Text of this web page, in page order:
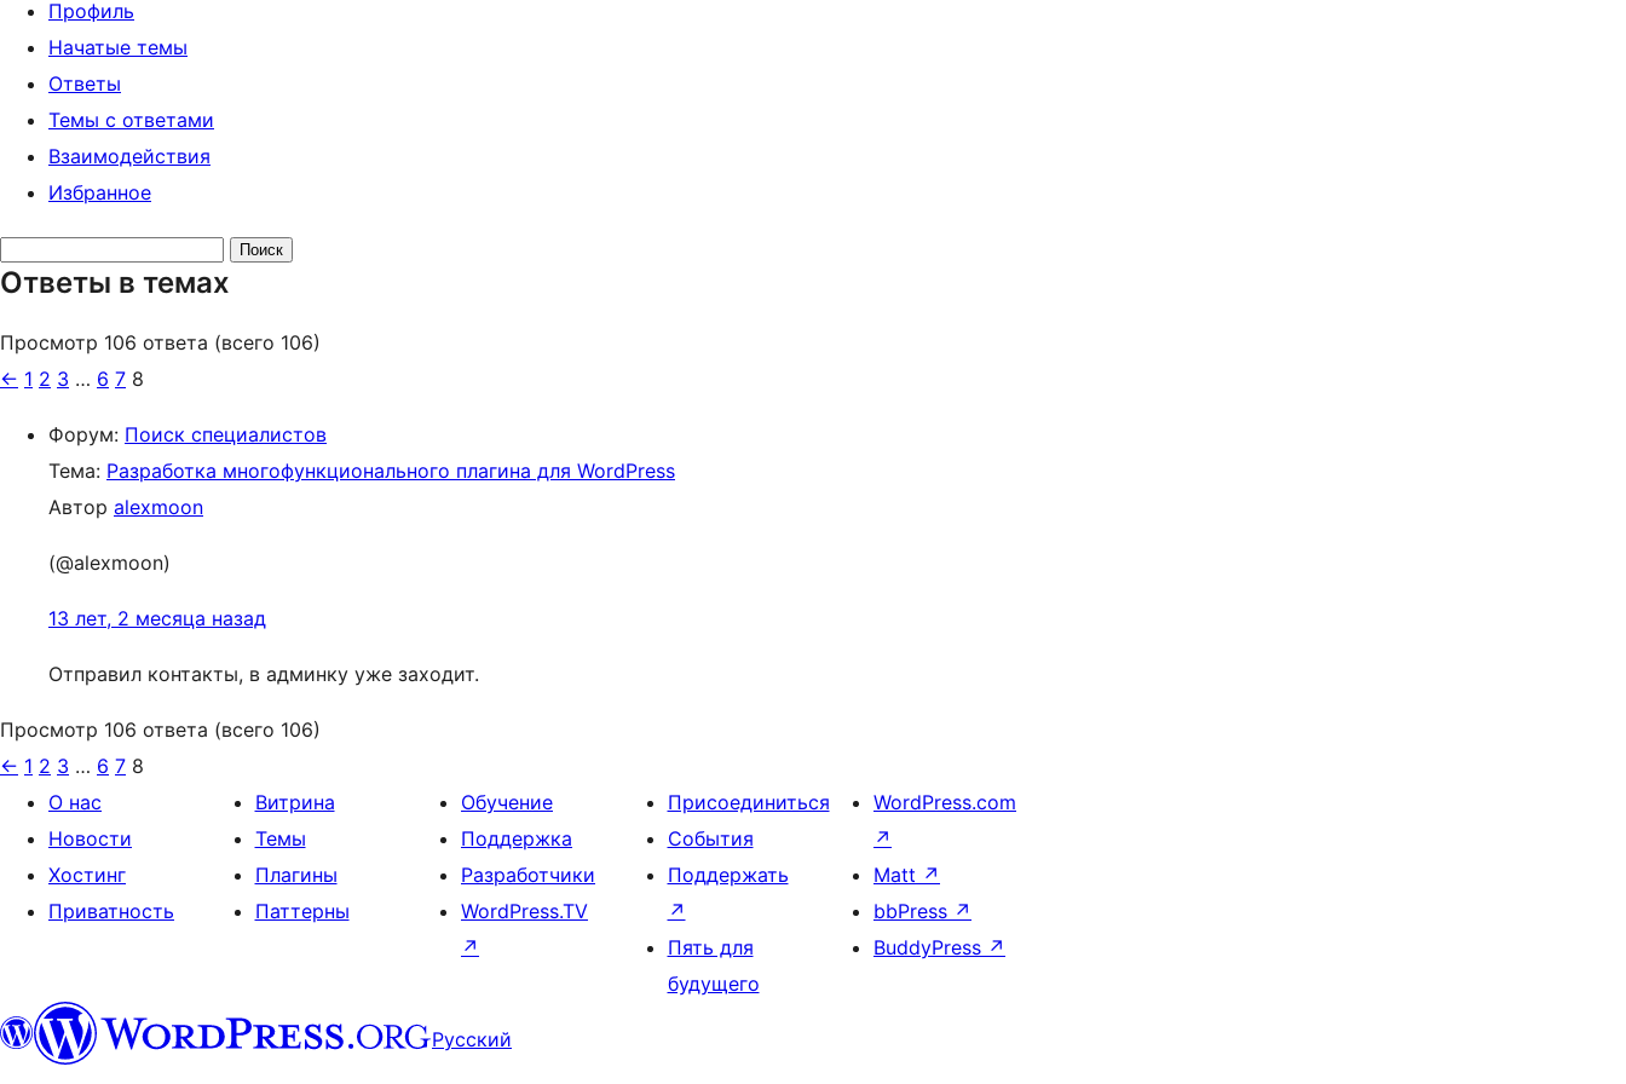
Профиль
Начатые темы
Ответы
Темы с ответами
Взаимодействия
Избранное
ответов:
Ответы в темах
Просмотр 106 ответа (всего 106)
← 1 2 3 … 6 7 8
Форум: Поиск специалистов
Тема: Разработка многофункционального плагина для WordPress
Автор alexmoon
(@alexmoon)
13 лет, 2 месяца назад
Отправил контакты, в админку уже заходит.
Просмотр 106 ответа (всего 106)
← 1 2 3 … 6 7 8
О нас
Новости
Хостинг
Приватность
Витрина
Темы
Плагины
Паттерны
Обучение
Поддержка
Разработчики
WordPress.TV
↗
Присоединиться
События
Поддержать
↗
Пять для
будущего
WordPress.com
↗
Matt ↗
bbPress ↗
BuddyPress ↗
Русский